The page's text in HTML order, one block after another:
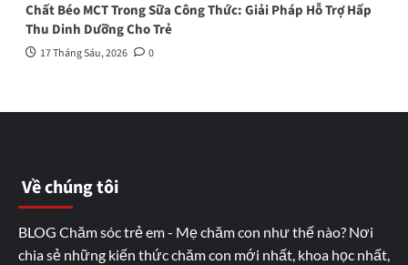
Chất Béo MCT Trong Sữa Công Thức: Giải Pháp Hỗ Trợ Hấp
Thu Dinh Dưỡng Cho Trẻ
17 Tháng Sáu, 2026 0
Về chúng tôi
BLOG Chăm sóc trẻ em - Mẹ chăm con như thế nào? Nơi
chia sẻ những kiến thức chăm con mới nhất, khoa học nhất,